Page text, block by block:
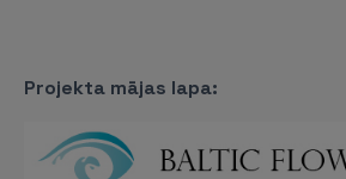
Projekta mājas lapa: